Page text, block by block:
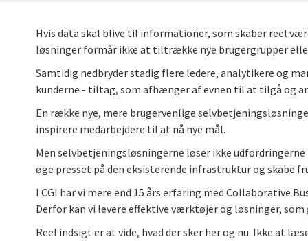
Hvis data skal blive til informationer, som skaber reel
løsninger formår ikke at tiltrække nye brugergrupper
Samtidig nedbryder stadig flere ledere, analytikere og
kunderne - tiltag, som afhænger af evnen til at tilgå og
En række nye, mere brugervenlige
inspirere medarbejdere til at nå nye mål.
Men selvbetjeningsløsningerne løser ikke
øge presset på den eksisterende infrastruktur og
I CGI har vi mere end 15 års erfaring med Collaborative
Derfor kan vi levere effektive værktøjer og løsninger,
Reel indsigt er at vide, hvad der sker her og nu. Ikke at